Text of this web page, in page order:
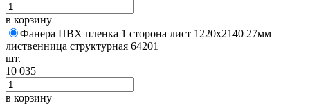
в корзину
Фанера ПВХ пленка 1 сторона лист 1220х2140 27мм
лиственница структурная 64201
шт.
10 035
в корзину